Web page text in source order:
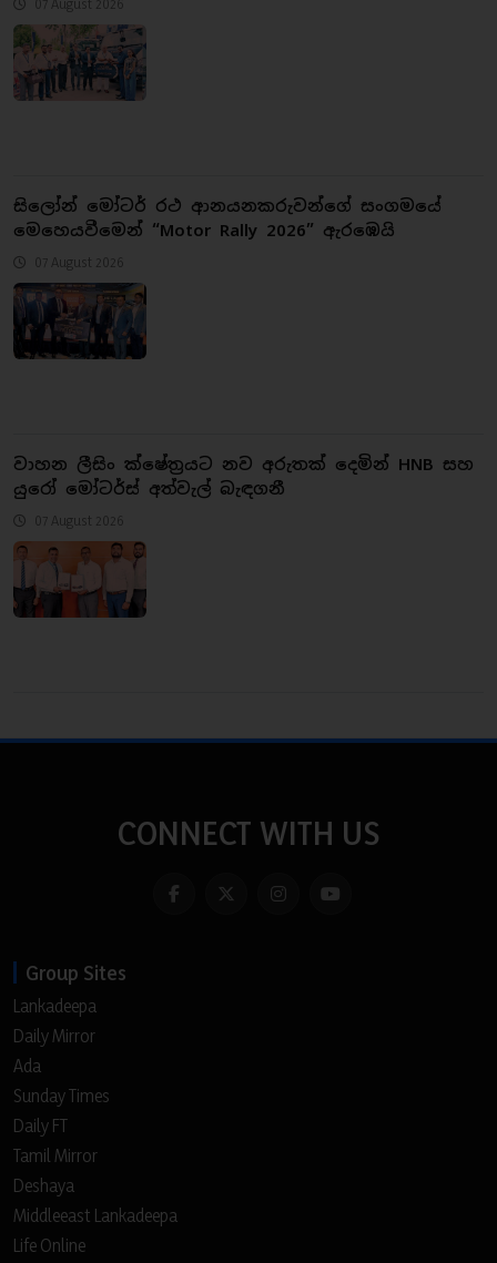
07 August 2026
සිලෝන් මෝටර් රථ ආනයනකරුවන්ගේ සංගමයේ
මෙහෙයවීමෙන් “Motor Rally 2026” ඇරඹෙයි
07 August 2026
වාහන ලීසිං ක්ෂේත්‍රයට නව අරුතක් දෙමින් HNB සහ
යුරෝ මෝටර්ස් අත්වැල් බැඳගනී
07 August 2026
CONNECT WITH US
Group Sites
Lankadeepa
Daily Mirror
Ada
Sunday Times
Daily FT
Tamil Mirror
Deshaya
Middleeast Lankadeepa
Life Online